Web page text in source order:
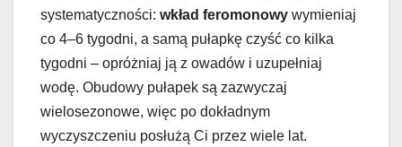
systematyczności: wkład feromonowy wymieniaj
co 4–6 tygodni, a samą pułapkę czyść co kilka
tygodni – opróżniaj ją z owadów i uzupełniaj
wodę. Obudowy pułapek są zazwyczaj
wielosezonowe, więc po dokładnym
wyczyszczeniu posłużą Ci przez wiele lat.